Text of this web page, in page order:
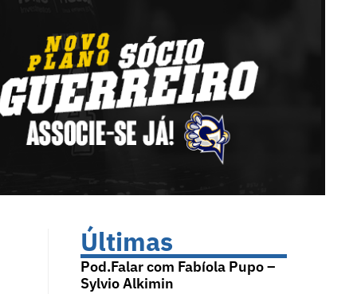
Últimas
Pod.Falar com Fabíola Pupo –
Sylvio Alkimin